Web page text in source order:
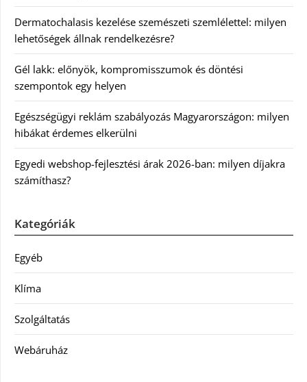
Dermatochalasis kezelése szemészeti szemlélettel: milyen
lehetőségek állnak rendelkezésre?
Gél lakk: előnyök, kompromisszumok és döntési
szempontok egy helyen
Egészségügyi reklám szabályozás Magyarországon: milyen
hibákat érdemes elkerülni
Egyedi webshop-fejlesztési árak 2026-ban: milyen díjakra
számíthasz?
Kategóriák
Egyéb
Klíma
Szolgáltatás
Webáruház